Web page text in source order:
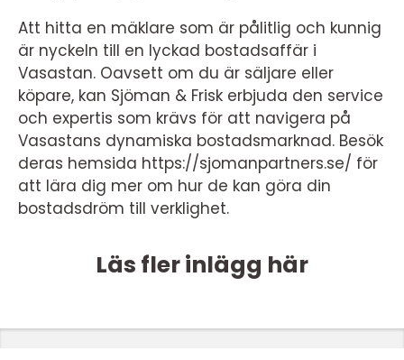
Att hitta en mäklare som är pålitlig och kunnig
är nyckeln till en lyckad bostadsaffär i
Vasastan. Oavsett om du är säljare eller
köpare, kan Sjöman & Frisk erbjuda den service
och expertis som krävs för att navigera på
Vasastans dynamiska bostadsmarknad. Besök
deras hemsida https://sjomanpartners.se/ för
att lära dig mer om hur de kan göra din
bostadsdröm till verklighet.
Läs fler inlägg här